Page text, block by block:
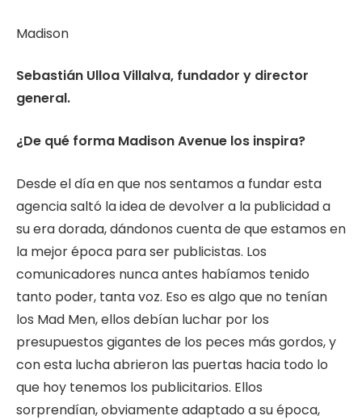
Madison
Sebastián Ulloa Villalva, fundador y director
general.
¿De qué forma Madison Avenue los inspira?
Desde el día en que nos sentamos a fundar esta
agencia saltó la idea de devolver a la publicidad a
su era dorada, dándonos cuenta de que estamos en
la mejor época para ser publicistas. Los
comunicadores nunca antes habíamos tenido
tanto poder, tanta voz. Eso es algo que no tenían
los Mad Men, ellos debían luchar por los
presupuestos gigantes de los peces más gordos, y
con esta lucha abrieron las puertas hacia todo lo
que hoy tenemos los publicitarios. Ellos
sorprendían, obviamente adaptado a su época,